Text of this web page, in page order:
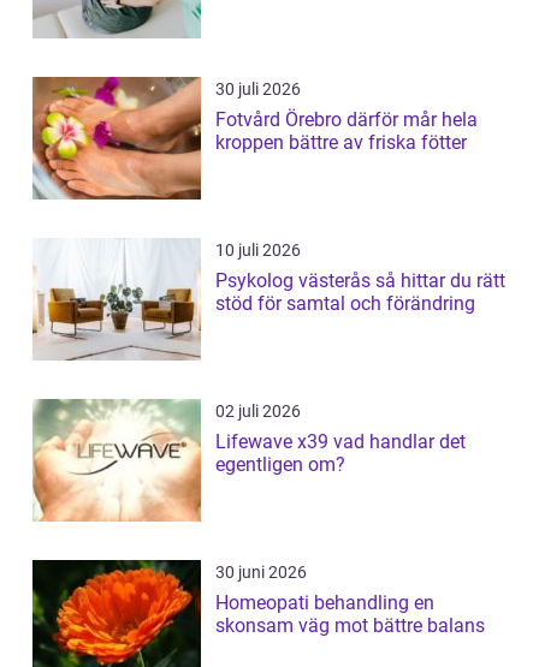
30 juli 2026
Fotvård Örebro därför mår hela
kroppen bättre av friska fötter
10 juli 2026
Psykolog västerås så hittar du rätt
stöd för samtal och förändring
02 juli 2026
Lifewave x39 vad handlar det
egentligen om?
30 juni 2026
Homeopati behandling en
skonsam väg mot bättre balans